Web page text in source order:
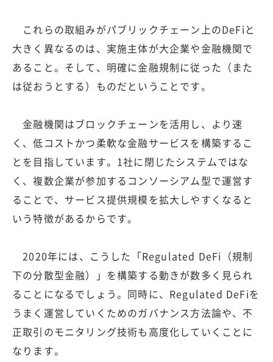
これらの取組みがパブリックチェーン上のDeFiと
大きく異なるのは、実施主体が大企業や金融機関で
あること。そして、明確に金融規制に従った（また
は従おうとする）ものだということです。
金融機関はブロックチェーンを活用し、より速
く、低コストかつ柔軟な金融サービスを構築するこ
とを目指しています。1社に閉じたシステムではな
く、複数企業が参加するコンソーシアム型で運営す
ることで、サービス提供規模を拡大しやすくなると
いう特徴があるからです。
2020年には、こうした「Regulated DeFi（規制
下の分散型金融）」を構築する動きが数多く見られ
ることになるでしょう。同時に、Regulated DeFiを
うまく運営していくためのガバナンス方法論や、不
正取引のモニタリング技術も高度化していくことに
なります。